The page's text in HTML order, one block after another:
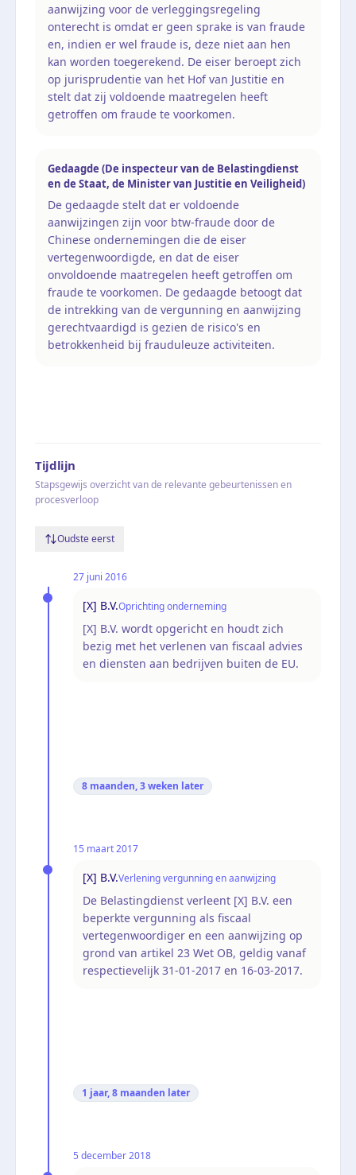
aanwijzing voor de verleggingsregeling
onterecht is omdat er geen sprake is van fraude
en, indien er wel fraude is, deze niet aan hen
kan worden toegerekend. De eiser beroept zich
op jurisprudentie van het Hof van Justitie en
stelt dat zij voldoende maatregelen heeft
getroffen om fraude te voorkomen.
Gedaagde (De inspecteur van de Belastingdienst
en de Staat, de Minister van Justitie en Veiligheid)
De gedaagde stelt dat er voldoende
aanwijzingen zijn voor btw-fraude door de
Chinese ondernemingen die de eiser
vertegenwoordigde, en dat de eiser
onvoldoende maatregelen heeft getroffen om
fraude te voorkomen. De gedaagde betoogt dat
de intrekking van de vergunning en aanwijzing
gerechtvaardigd is gezien de risico's en
betrokkenheid bij frauduleuze activiteiten.
Tijdlijn
Stapsgewijs overzicht van de relevante gebeurtenissen en
procesverloop
Oudste eerst
27 juni 2016
[X] B.V.Oprichting onderneming
[X] B.V. wordt opgericht en houdt zich
bezig met het verlenen van fiscaal advies
en diensten aan bedrijven buiten de EU.
8 maanden, 3 weken later
15 maart 2017
[X] B.V.Verlening vergunning en aanwijzing
De Belastingdienst verleent [X] B.V. een
beperkte vergunning als fiscaal
vertegenwoordiger en een aanwijzing op
grond van artikel 23 Wet OB, geldig vanaf
respectievelijk 31-01-2017 en 16-03-2017.
1 jaar, 8 maanden later
5 december 2018